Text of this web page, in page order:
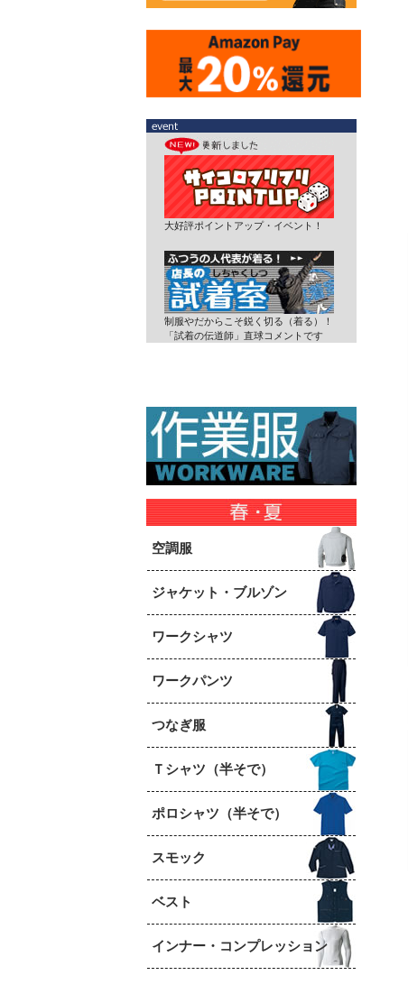
大好評ポイントアップ・イベント！
制服やだからこそ鋭く切る（着る）！
「試着の伝道師」直球コメントです
空調服
ジャケット・ブルゾン
ワークシャツ
ワークパンツ
つなぎ服
Ｔシャツ（半そで）
ポロシャツ（半そで）
スモック
ベスト
インナー・コンプレッション